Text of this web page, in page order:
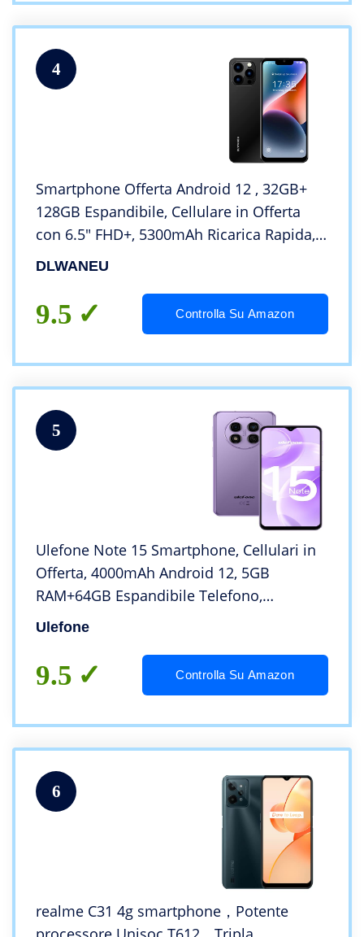
4
Smartphone Offerta Android 12 , 32GB+
128GB Espandibile, Cellulare in Offerta
con 6.5″ FHD+, 5300mAh Ricarica Rapida,
Fotocamere 16MP+8MP, Dual SIM 4G
(nero)
DLWANEU
9.5 Controlla Su Amazon
5
Ulefone Note 15 Smartphone, Cellulari in
Offerta, 4000mAh Android 12, 5GB
RAM+64GB Espandibile Telefono,
8MP+5MP Fotocamera, Dual SIM 3G, Octa
Face ID – Viola
Ulefone
9.5 Controlla Su Amazon
6
realme C31 4g smartphone，Potente